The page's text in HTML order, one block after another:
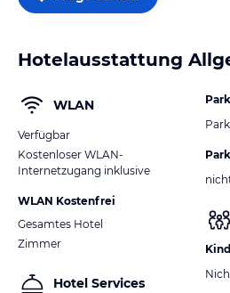
Hotelausstattung
WLAN
Verfügbar
Kostenloser WLAN-
Internetzugang inklusive
WLAN Kostenfrei
Gesamtes Hotel
Zimmer
Hotel Services